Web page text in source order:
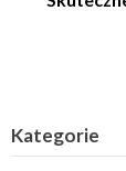
Kategorie